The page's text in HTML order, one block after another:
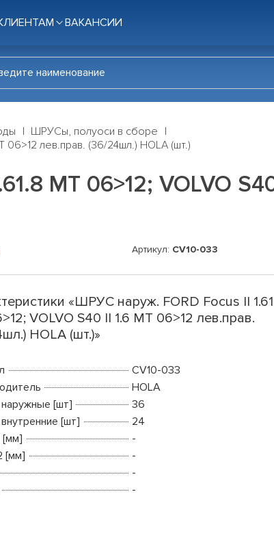
ВАКАНСИИ
ШРУСы, полуоси в сборе
06>12 лев.прав. (36/24шл.) HOLA (шт.)
MT 06>12; VOLVO
Артикул: CV10-033
«ШРУС наруж. FORD Focus II
VOLVO S40 II 1.6 MT 06>12 лев.прав.
HOLA (шт.)»
CV10-033
HOLA
[шт]
36
[шт]
24
[мм]
-
[мм]
-
-
-